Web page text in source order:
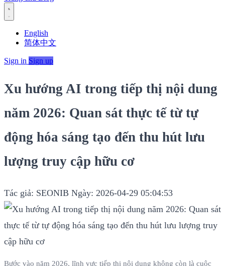
English
简体中文
Sign in Sign up
Xu hướng AI trong tiếp thị nội dung
năm 2026: Quan sát thực tế từ tự
động hóa sáng tạo đến thu hút lưu
lượng truy cập hữu cơ
Tác giả: SEONIB Ngày: 2026-04-29 05:04:53
Bước vào năm 2026, lĩnh vực tiếp thị nội dung không còn là cuộc